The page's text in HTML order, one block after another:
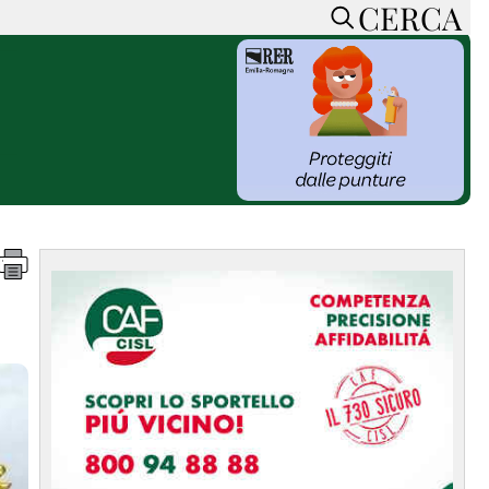
CERCA
ACCEDI o REGISTRATI
SOSTIENI LA PRESSA
CONOSCI LA PRESSA
PRIVACY POLICY
MAPPA DEL SITO
NORMATIVE
DEONTOLOGICHE
CERCA